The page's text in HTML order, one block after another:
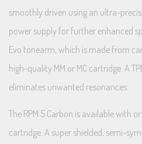
smoothly driven using an ultra-
power supply for further enhanced
Evo tonearm, which is made from
high-quality MM or MC cartridge. A
eliminates unwanted resonances.
The RPM 5 Carbon is available with
cartridge. A super shielded, semi-